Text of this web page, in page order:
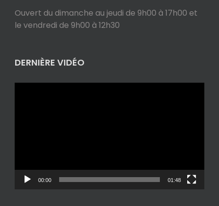
Ouvert du dimanche au jeudi de 9h00 à 17h00 et
le vendredi de 9h00 à 12h30
DERNIÈRE VIDÉO
00:00 01:48